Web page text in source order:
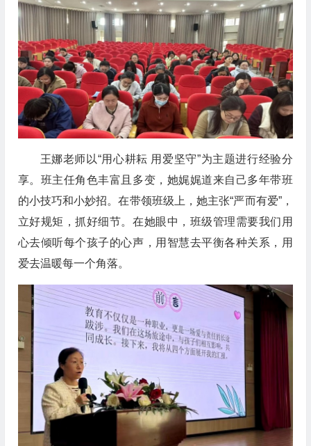
王娜老师以“用心耕耘 用爱坚守”为主题进行经验分
享。班主任角色丰富且多变，她娓娓道来自己多年带班
的小技巧和小妙招。在带领班级上，她主张“严而有爱”，
立好规矩，抓好细节。在她眼中，班级管理需要我们用
心去倾听每个孩子的心声，用智慧去平衡各种关系，用
爱去温暖每一个角落。